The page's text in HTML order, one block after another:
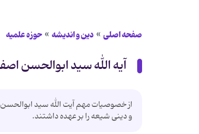
صفحه اصلی دین و اندیشه حوزه علمیه
آیه الله سید ابوالحسن
از خصوصیات مهم آیت الله سید
و دینی شیعه را بر عهده داشتند.